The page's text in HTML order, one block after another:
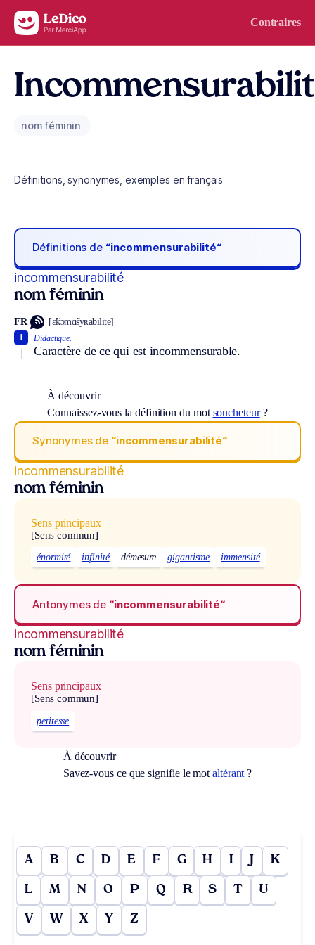
Aller au contenu Contraires
nom féminin
Définitions, synonymes, exemples en français
Définitions de “incommensurabilité“
incommensurabilité
nom féminin
FR [ɛ̃kɔmɑ̃syʀabilite]
Didactique.
Caractère de ce qui est incommensurable.
1
À découvrir
Connaissez-vous la définition du mot soucheteur?
Synonymes de “incommensurabilité“
incommensurabilité
nom féminin
Sens principaux
[Sens commun]
énormité infinité démesure gigantisme immensité
Antonymes de “incommensurabilité“
incommensurabilité
nom féminin
Sens principaux
[Sens commun]
petitesse
À découvrir
Savez-vous ce que signifie le motaltérant ?
A B C D E F G H I J K
L M N O P Q R S T U
V W X Y Z